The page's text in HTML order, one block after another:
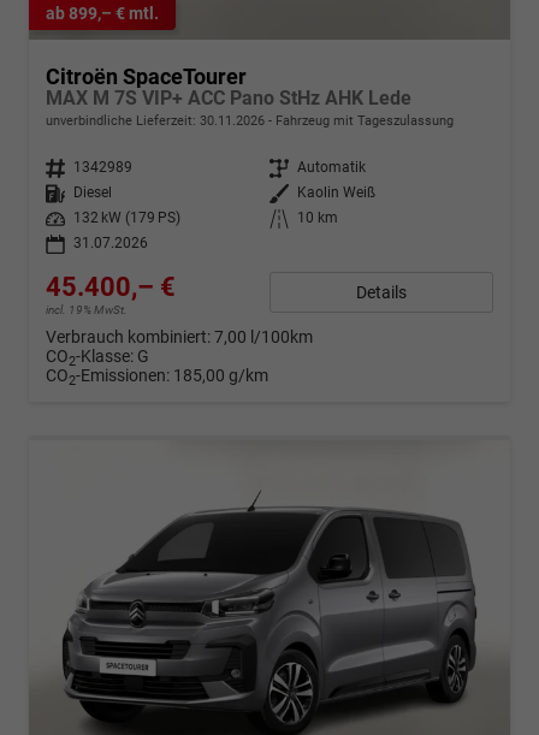
ab 899,– € mtl.
Citroën SpaceTourer
MAX M 7S VIP+ ACC Pano StHz AHK Lede
unverbindliche Lieferzeit: 30.11.2026 Fahrzeug mit Tageszulassung
Fahrzeugnr. 1342989 Getriebe Automatik
Kraftstoff
Diesel Außenfarbe
Kaolin Weiß
Leistung
132 kW (179 PS) Kilometerstand
10 km
31.07.2026
45.400,– €
incl. 19% MwSt.
Details
Verbrauch kombiniert:7,00 l/100km
CO2-Klasse: G
CO2-Emissionen: 185,00 g/km